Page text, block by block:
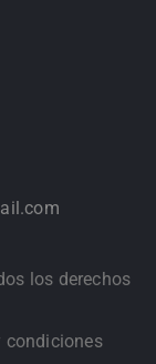
los derechos
condiciones